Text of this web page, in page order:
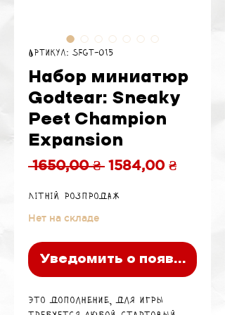
Артикул: SFGT-015
Набор миниатюр
Godtear: Sneaky
Peet Champion
Expansion
1650,00 ₴ Обычная
1584,00 ₴
Літній розпродаж
Нет на складе
Уведомить о появлении
Это дополнение, для игры